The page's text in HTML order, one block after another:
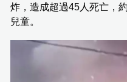
炸，造成超過45人死亡，
兒童。